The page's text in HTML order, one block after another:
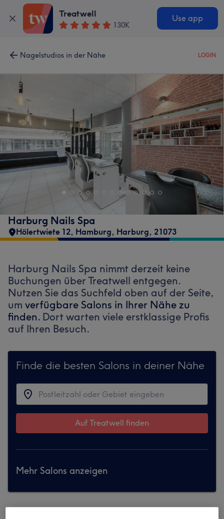
Treatwell
130K
Use app
Nagelstudios in der Nähe LOGIN
Harburg Nails Spa
Hölertwiete 12, Hamburg, Harburg, 21073
Harburg Nails Spa nimmt derzeit keine
Buchungen über Treatwell entgegen.
Nutzen Sie das Suchfeld oben auf der Seite,
um verfügbare Salons in Ihrer Nähe zu
finden. Dort warten viele erstklassige Profis
auf Ihren Besuch.
Finde die besten Salons in deiner Nähe
Auf Treatwell finden
Mehr Salons anzeigen